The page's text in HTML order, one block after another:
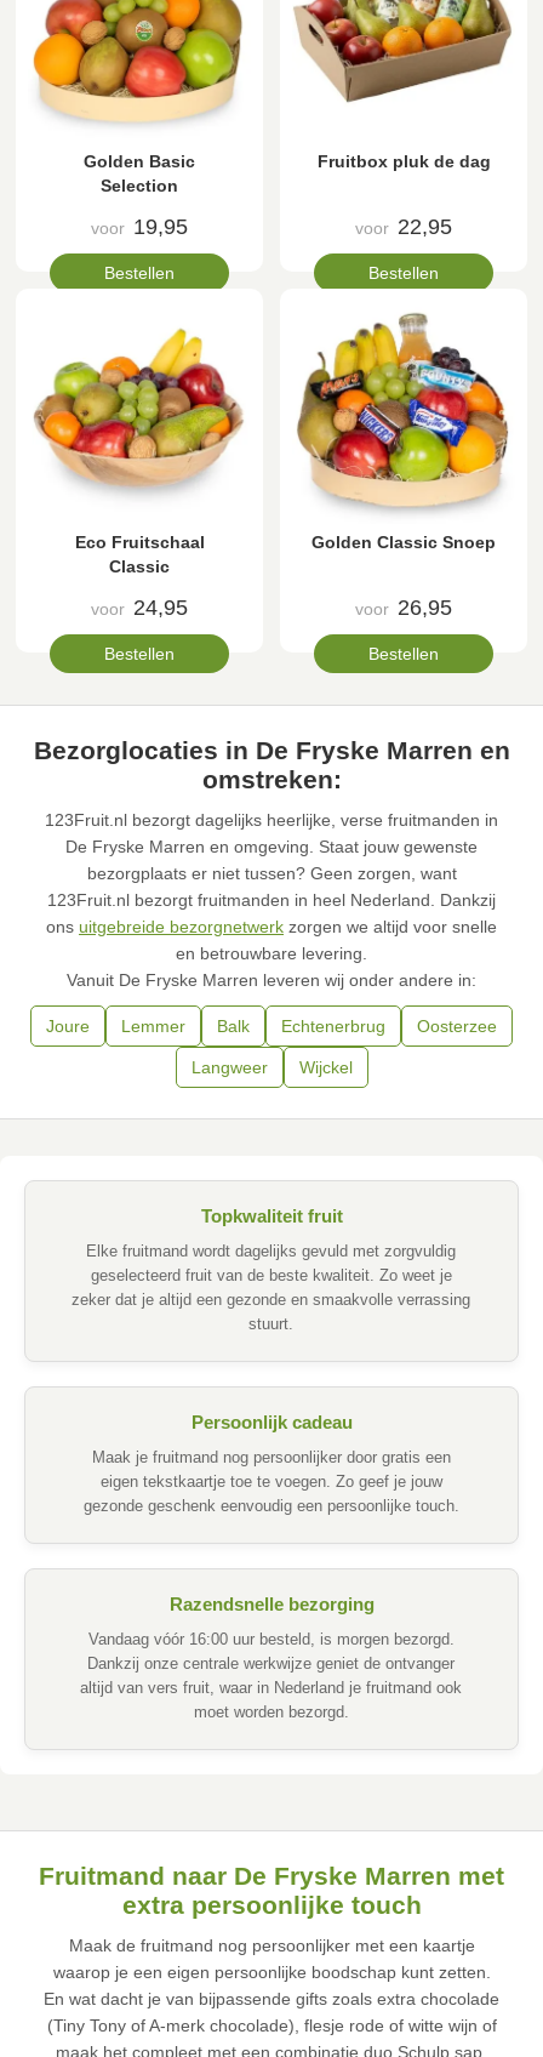
Golden Basic
Selection
voor 19,95
Bestellen
Fruitbox pluk de dag
voor 22,95
Bestellen
Eco Fruitschaal
Classic
voor 24,95
Bestellen
Golden Classic Snoep
voor 26,95
Bestellen
Bezorglocaties in De Fryske Marren en
omstreken:
123Fruit.nl bezorgt dagelijks heerlijke, verse fruitmanden in
De Fryske Marren en omgeving. Staat jouw gewenste
bezorgplaats er niet tussen? Geen zorgen, want
123Fruit.nl bezorgt fruitmanden in heel Nederland. Dankzij
ons uitgebreide bezorgnetwerk zorgen we altijd voor snelle
en betrouwbare levering.
Vanuit De Fryske Marren leveren wij onder andere in:
Joure Lemmer Balk Echtenerbrug Oosterzee
Langweer Wijckel
Topkwaliteit fruit
Elke fruitmand wordt dagelijks gevuld met zorgvuldig
geselecteerd fruit van de beste kwaliteit. Zo weet je
zeker dat je altijd een gezonde en smaakvolle verrassing
stuurt.
Persoonlijk cadeau
Maak je fruitmand nog persoonlijker door gratis een
eigen tekstkaartje toe te voegen. Zo geef je jouw
gezonde geschenk eenvoudig een persoonlijke touch.
Razendsnelle bezorging
Vandaag vóór 16:00 uur besteld, is morgen bezorgd.
Dankzij onze centrale werkwijze geniet de ontvanger
altijd van vers fruit, waar in Nederland je fruitmand ook
moet worden bezorgd.
Fruitmand naar De Fryske Marren met
extra persoonlijke touch
Maak de fruitmand nog persoonlijker met een kaartje
waarop je een eigen persoonlijke boodschap kunt zetten.
En wat dacht je van bijpassende gifts zoals extra chocolade
(Tiny Tony of A-merk chocolade), flesje rode of witte wijn of
maak het compleet met een combinatie duo Schulp sap.